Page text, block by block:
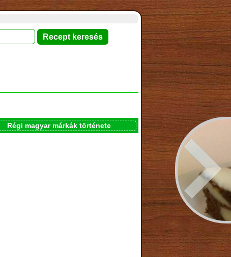
Régi magyar márkák története